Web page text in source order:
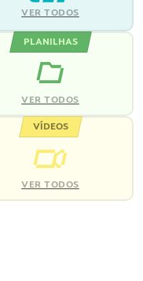
VER TODOS
PLANILHAS
VER TODOS
VÍDEOS
VER TODOS